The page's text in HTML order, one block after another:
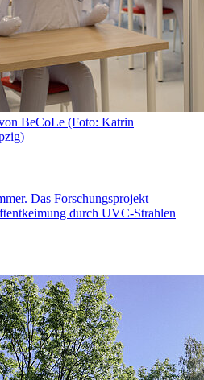
BeCoLe (Foto: Katrin
Das Forschungsprojekt
durch UVC-Strahlen